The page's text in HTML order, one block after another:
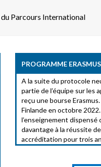
Parcours International
PROGRAMME ERASMUS
A la suite du protocole
partie de l’équipe sur les
reçu une bourse
Finlande en octobre
l’enseignement
davantage à la réussite
accréditation pour trois